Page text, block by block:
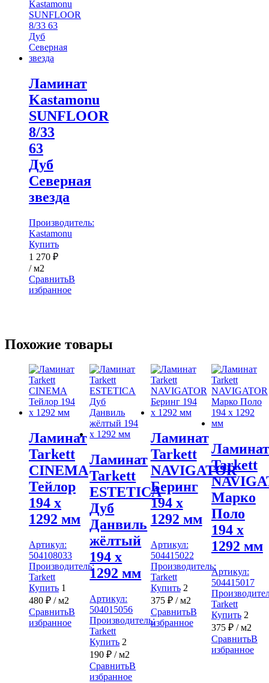
Ламинат
Kastamonu
SUNFLOOR
8/33
63
Дуб
Северная
звезда
Производитель:
Kastamonu
Купить
1 270 ₽
/ м2
СравнитьВ
избранное
Похожие товары
Ламинат
Tarkett
CINEMA
Тейлор
194 x
1292 мм
Артикул:
504108033
Производитель:
Tarkett
Купить 1
480 ₽ / м2
СравнитьВ
избранное
Ламинат
Tarkett
ESTETICA
Дуб
Данвиль
жёлтый
194 x
1292 мм
Артикул:
504015056
Производитель:
Tarkett
Купить 2
190₽ / м2
СравнитьВ
избранное
Ламинат
Tarkett
NAVIGATOR
Беринг
194 x
1292 мм
Артикул:
504415022
Производитель:
Tarkett
Купить 2
375 ₽/ м2
СравнитьВ
избранное
Ламинат
Tarkett
Марко
Поло
194 x
1292 мм
Артикул:
504415017
Tarkett
Купить 2
375 ₽/ м2
СравнитьВ
избранное